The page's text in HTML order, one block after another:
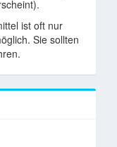
ist oft nur
Sie sollten